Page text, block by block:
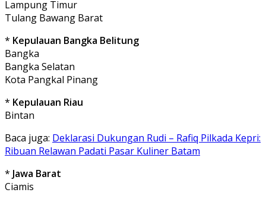
Lampung Timur
Tulang Bawang Barat
* Kepulauan Bangka Belitung
Bangka
Bangka Selatan
Kota Pangkal Pinang
* Kepulauan Riau
Bintan
Baca juga: Deklarasi Dukungan Rudi – Rafiq Pilkada Kepri:
Ribuan Relawan Padati Pasar Kuliner Batam
* Jawa Barat
Ciamis